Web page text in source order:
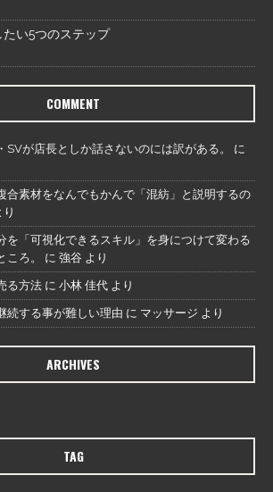
い5つのステップ
COMMENT
SVが店長としか話さないのには訳がある。
に
素材をなんでもかんで「混紡」と説明するの
り
を「可視化できるスキル」を身につけて変わる
ろ。
に 強谷 より
る方法 に 小林 佳代 より
続する事が難しい理由 に マッサージ より
ARCHIVES
TAG